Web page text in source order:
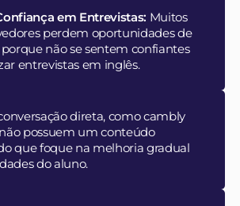
em Entrevistas: Muitos
perdem oportunidades de
não se sentem confiantes
entrevistas em inglês.
direta, como cambly
possuem um conteúdo
que foque na melhoria gradual
do aluno.